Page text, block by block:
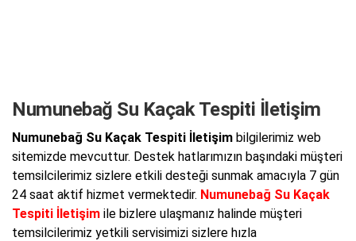
Numunebağ Su Kaçak Tespiti İletişim
Numunebağ Su Kaçak Tespiti İletişim bilgilerimiz web
sitemizde mevcuttur. Destek hatlarımızın başındaki müşteri
temsilcilerimiz sizlere etkili desteği sunmak amacıyla 7 gün
24 saat aktif hizmet vermektedir. Numunebağ Su Kaçak
Tespiti İletişim ile bizlere ulaşmanız halinde müşteri
temsilcilerimiz yetkili servisimizi sizlere hızla